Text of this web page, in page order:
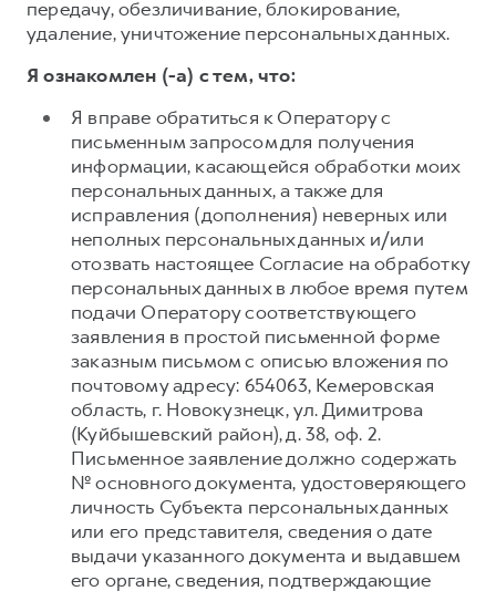
передачу, обезличивание, блокирование,
удаление, уничтожение персональных данных.
Я ознакомлен (-а) с тем, что:
Я вправе обратиться к Оператору с
письменным запросом для получения
информации, касающейся обработки моих
персональных данных, а также для
исправления (дополнения) неверных или
неполных персональных данных и/или
отозвать настоящее Согласие на обработку
персональных данных в любое время путем
подачи Оператору соответствующего
заявления в простой письменной форме
заказным письмом с описью вложения по
почтовому адресу: 654063, Кемеровская
область, г. Новокузнецк, ул. Димитрова
(Куйбышевский район), д. 38, оф. 2.
Письменное заявление должно содержать
№ основного документа, удостоверяющего
личность Субъекта персональных данных
или его представителя, сведения о дате
выдачи указанного документа и выдавшем
его органе, сведения, подтверждающие